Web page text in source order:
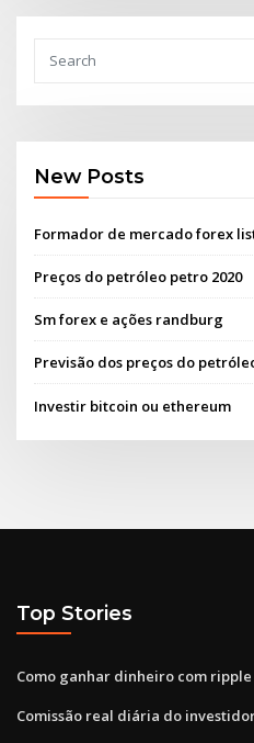
New Posts
Formador de mercado forex
Preços do petróleo petro 2020
Sm forex e ações randburg
Previsão dos preços do
Investir bitcoin ou ethereum
Top Stories
Como ganhar dinheiro com
Comissão real diária do